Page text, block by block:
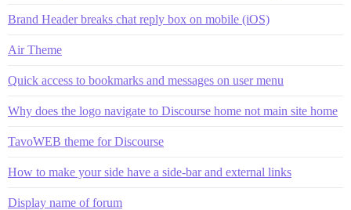
Brand Header breaks chat reply box on mobile (iOS)
Air Theme
Quick access to bookmarks and messages on user menu
Why does the logo navigate to Discourse home not main site home
TavoWEB theme for Discourse
How to make your side have a side-bar and external links
Display name of forum